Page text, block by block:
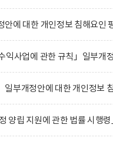
안에 대한 개인정보 침해요인
익사업에 관한 규칙」일부개
일부개정안에 대한 개인정보
양립 지원에 관한 법률 시행